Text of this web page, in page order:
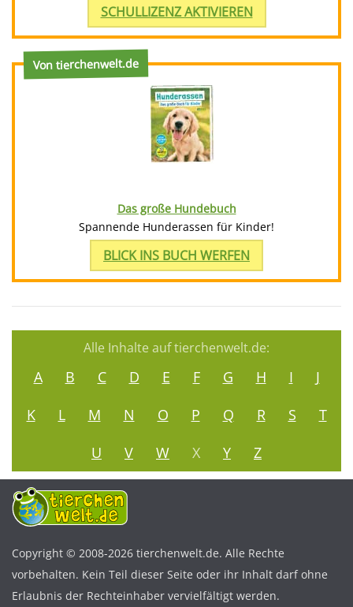
SCHULLIZENZ AKTIVIEREN
Von tierchenwelt.de
Das große Hundebuch
Spannende Hunderassen für Kinder!
BLICK INS BUCH WERFEN
Alle Inhalte auf tierchenwelt.de:
A B C D E F G H I
J
K
L M N O P Q R S
T
U
V W X Y Z
Copyright © 2008-2026 tierchenwelt.de. Alle Rechte
vorbehalten. Kein Teil dieser Seite oder ihr Inhalt darf ohne
Erlaubnis der Rechteinhaber vervielfältigt werden.